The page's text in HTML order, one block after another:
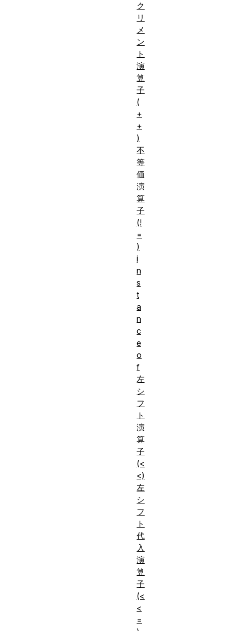
ク
リ
メ
ン
ト
演
算
子
(
+
+
)
不
等
価
演
算
子
(!
=
)
i
n
s
t
a
n
c
e
o
f
左
シ
フ
ト
演
算
子
(<
<)
左
シ
フ
ト
代
入
演
算
子
(<
<
=